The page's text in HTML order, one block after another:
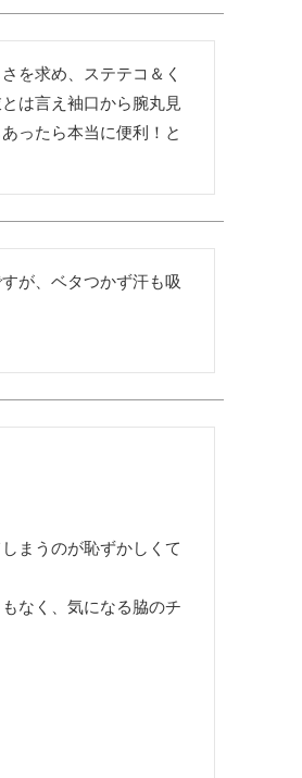
を求め、ステテコ＆く
は言え袖口から腕丸見
ったら本当に便利！と
が、ベタつかず汗も吸
まうのが恥ずかしくて
なく、気になる脇のチ